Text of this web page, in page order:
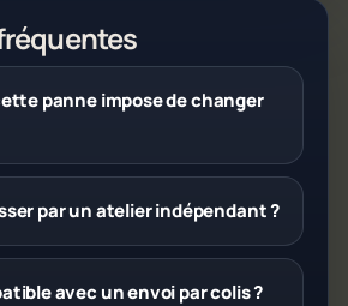
panne impose de changer
par un atelier indépendant ?
avec un envoi par colis ?